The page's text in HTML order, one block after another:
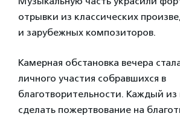
отрывки из классических
и зарубежных композиторов.
Камерная обстановка вечера
личного участия собравшихся в
благотворительности. Каждый из
сделать пожертвование на